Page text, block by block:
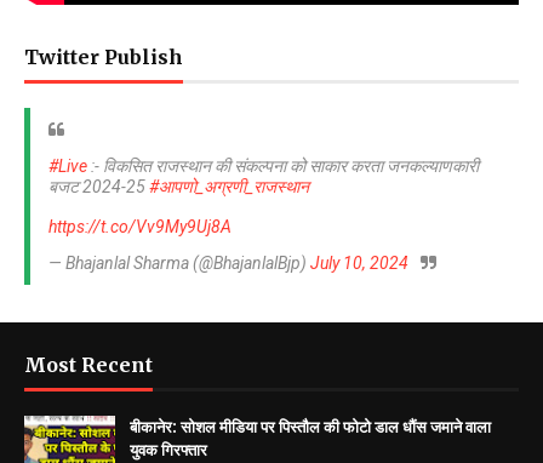
Twitter Publish
#Live :- विकसित राजस्थान की संकल्पना को साकार करता जनकल्याणकारी
बजट 2024-25#आपणो_अग्रणी_राजस्थान
https://t.co/Vv9My9Uj8A
— Bhajanlal Sharma (@BhajanlalBjp) July 10, 2024
Most Recent
बीकानेर: सोशल मीडिया पर पिस्तौल की फोटो डाल धौंस जमाने वाला
युवक गिरफ्तार